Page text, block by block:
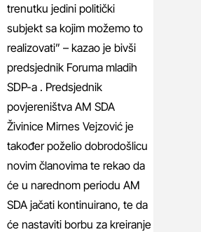
trenutku jedini politički
subjekt sa kojim možemo to
realizovati” – kazao je bivši
predsjednik Foruma mladih
SDP-a . Predsjednik
povjereništva AM SDA
Živinice Mirnes Vejzović je
također poželio dobrodošlicu
novim članovima te rekao da
će u narednom periodu AM
SDA jačati kontinuirano, te da
će nastaviti borbu za kreiranje